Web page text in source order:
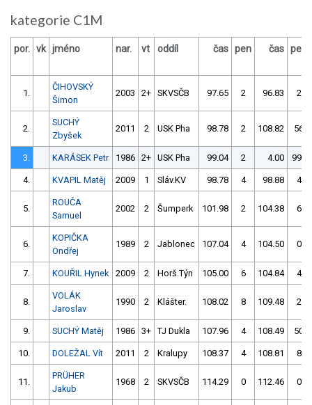
kategorie C1M
por. vk jméno nar. vt oddíl čas pen čas pen
1.
ČIHOVSKÝ
Šimon
2003 2+ SKVSČB 97.65 2 96.83 2
2.
SUCHÝ
Zbyšek
2011 2 USK Pha 98.78 2 108.82 56
3. KARÁSEK Petr 1986 2+ USK Pha 99.04 2 4.00 999
4. KVAPIL Matěj 2009 1 Sláv.KV 98.78 4 98.88 4
5.
ROUČA
Samuel
2002 2 Šumperk 101.98 2 104.38 6
6.
KOPIČKA
Ondřej
1989 2 Jablonec 107.04 4 104.50 0
7. KOUŘIL Hynek 2009 2 Horš.Týn 105.00 6 104.84 4
8.
VOLÁK
Jaroslav
1990 2 Klášter. 108.02 8 109.48 2
9. SUCHÝ Matěj 1986 3+ TJ Dukla 107.96 4 108.49 50
10. DOLEŽAL Vít 2011 2 Kralupy 108.37 4 108.81 8
11.
PRÜHER
Jakub
1968 2 SKVSČB 114.29 0 112.46 0